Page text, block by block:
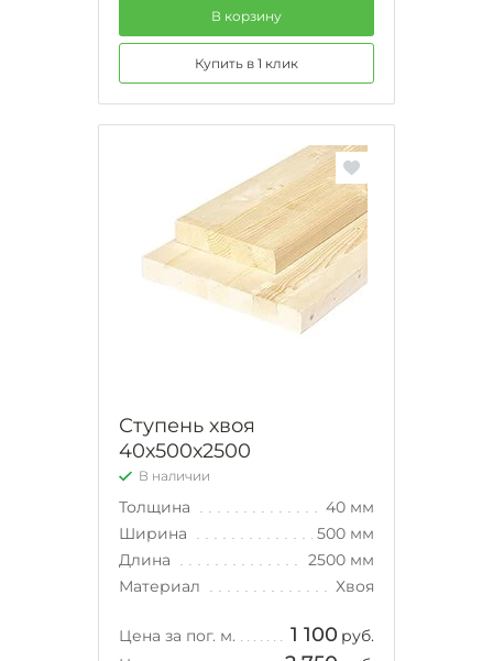
В корзину
Купить в 1 клик
Ступень хвоя
40х500х2500
В наличии
Толщина
40 мм
Ширина
500 мм
Длина
2500 мм
Материал
Хвоя
Цена за пог. м. 1 100 руб.